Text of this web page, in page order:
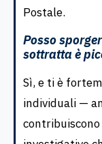
Postale.
Posso
sottratta è
Sì, e ti è
individuali —